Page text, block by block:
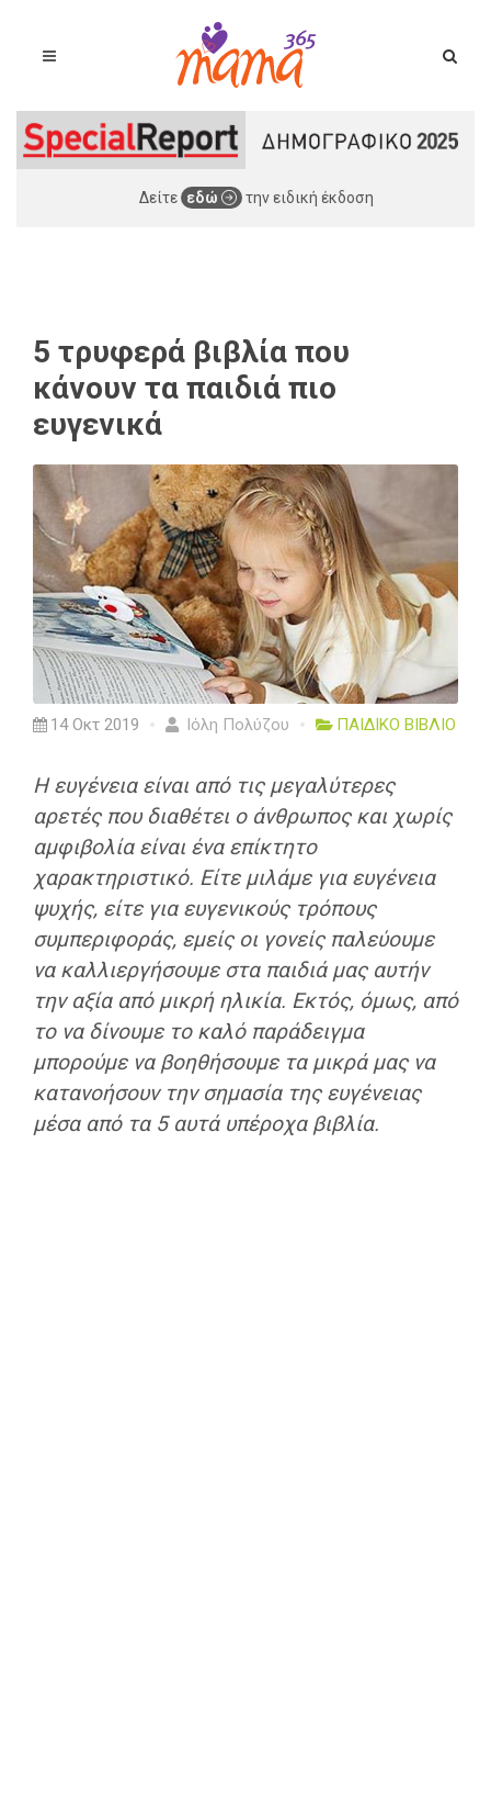
Δείτε εδώ την ειδική έκδοση
5 τρυφερά βιβλία που
κάνουν τα παιδιά πιο
ευγενικά
14 Οκτ 2019 Ιόλη Πολύζου ΠΑΙΔΙΚΟ ΒΙΒΛΙΟ
H ευγένεια είναι από τις μεγαλύτερες
αρετές που διαθέτει ο άνθρωπος και χωρίς
αμφιβολία είναι ένα επίκτητο
χαρακτηριστικό. Είτε μιλάμε για ευγένεια
ψυχής, είτε για ευγενικούς τρόπους
συμπεριφοράς, εμείς οι γονείς παλεύουμε
να καλλιεργήσουμε στα παιδιά μας αυτήν
την αξία από μικρή ηλικία. Εκτός, όμως, από
το να δίνουμε το καλό παράδειγμα
μπορούμε να βοηθήσουμε τα μικρά μας να
κατανοήσουν την σημασία της ευγένειας
μέσα από τα 5 αυτά υπέροχα βιβλία.